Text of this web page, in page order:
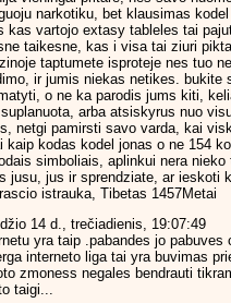
narkotiku, bet klausimas
kas vartojo extasy tableles tai
taikesne, kas i visa tai ziuri
taptumete isproteje nes tuo
ir jumis niekas netikes. bukite
o ne ka parodis jums kiti,
arba atsiskyrus nuo
netgi pamirsti savo varda, kai
kaip kodas kodel jonas o ne 154
simboliais, aplinkui nera
jusu, jus ir sprendziate, ar ieskoti
istrauka, Tibetas 1457Metai
14 d., trečiadienis, 19:07:49
yra taip .pabandes jo pabuves
interneto liga tai yra buvimas
zmoness negales bendrauti
taigi...